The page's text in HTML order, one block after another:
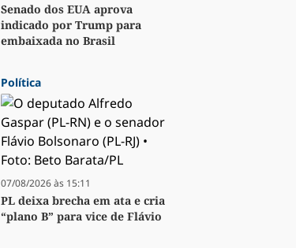
Senado dos EUA aprova
indicado por Trump para
embaixada no Brasil
Política
07/08/2026 às 15:11
PL deixa brecha em ata e cria
“plano B” para vice de Flávio